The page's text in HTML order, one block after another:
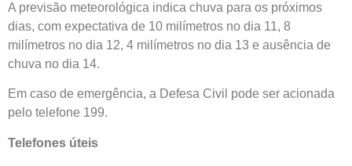
A previsão meteorológica indica chuva para os próximos
dias, com expectativa de 10 milímetros no dia 11, 8
milímetros no dia 12, 4 milímetros no dia 13 e ausência de
chuva no dia 14.
Em caso de emergência, a Defesa Civil pode ser acionada
pelo telefone 199.
Telefones úteis